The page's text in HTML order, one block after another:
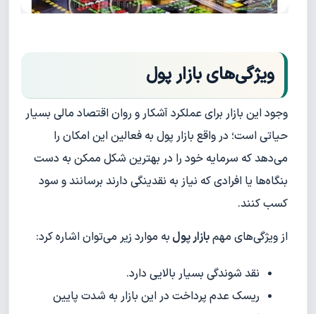
ویژگی‌های بازار پول
وجود این بازار برای عملکرد آشکار و روان اقتصاد مالی بسیار
حیاتی است؛ در واقع بازار پول به فعالین این امکان را
می‌دهد که سرمایه‌ خود را در بهترین شکل ممکن به دست
بنگاه‌ها یا افرادی که نیاز به نقدینگی دارند برسانند و سود
کسب کنند.
از ویژگی‌های مهمبازار پول به موارد زیر می‌توان اشاره کرد:
نقد شوندگی بسیار بالایی دارد.
ریسک عدم پرداخت در این بازار به شدت پایین